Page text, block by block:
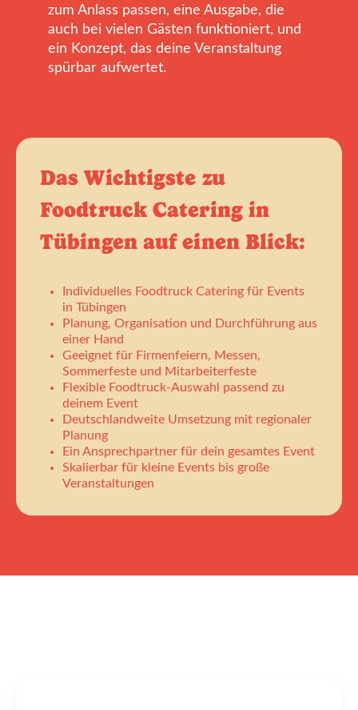
zum Anlass passen, eine Ausgabe, die
auch bei vielen Gästen funktioniert, und
ein Konzept, das deine Veranstaltung
spürbar aufwertet.
Das Wichtigste zu
Foodtruck Catering in
Tübingen auf einen Blick:
Individuelles Foodtruck Catering für Events
in Tübingen
Planung, Organisation und Durchführung aus
einer Hand
Geeignet für Firmenfeiern, Messen,
Sommerfeste und Mitarbeiterfeste
Flexible Foodtruck-Auswahl passend zu
deinem Event
Deutschlandweite Umsetzung mit regionaler
Planung
Ein Ansprechpartner für dein gesamtes Event
Skalierbar für kleine Events bis große
Veranstaltungen